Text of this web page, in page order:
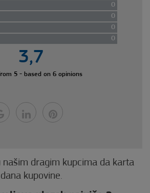
0
0
0
0
3,7
5 - based on 6 opinions
našim dragim kupcima da karta
kupovine.